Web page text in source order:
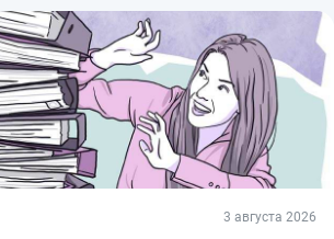
3 августа 2026